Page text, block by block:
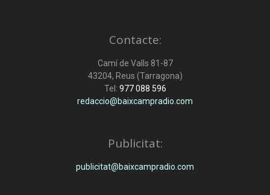
Contacte:
Camí de Valls 81-87
43204, Reus (Tarragona)
Tel: 977 088 596
redaccio@baixcampradio.com
Publicitat:
publicitat@baixcampradio.com